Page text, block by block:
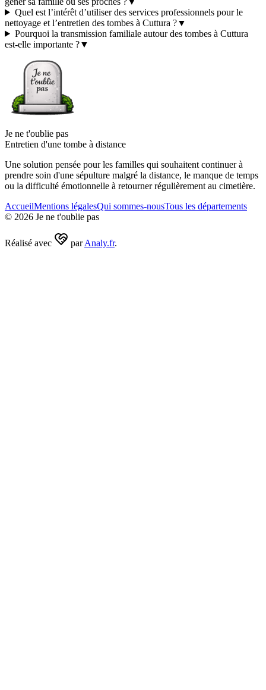
Quel est l’intérêt d’utiliser des services professionnels pour le
nettoyage et l’entretien des tombes à Cuttura ?▼
Pourquoi la transmission familiale autour des tombes à Cuttura
est-elle importante ?▼
Je ne t'oublie pas
Entretien d'une tombe à distance
Une solution pensée pour les familles qui souhaitent continuer à
prendre soin d'une sépulture malgré la distance, le manque de temps
ou la difficulté émotionnelle à retourner régulièrement au cimetière.
AccueilMentions légalesQui sommes-nousTous les départements
© 2026 Je ne t'oublie pas
Réalisé avec par Analy.fr.